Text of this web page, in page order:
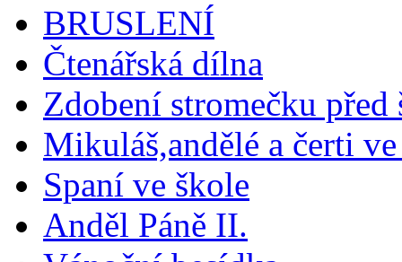
BRUSLENÍ
Čtenářská dílna
Zdobení stromečku
Mikuláš,andělé a čerti
Spaní ve škole
Anděl Páně II.